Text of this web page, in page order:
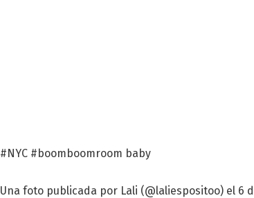
#NYC #boomboomroom baby
Una foto publicada por Lali (@laliespositoo) el 6